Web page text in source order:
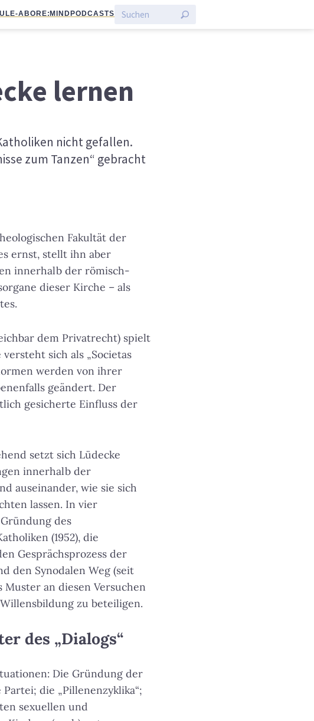
ABO RE:MIND PODCASTS
lernen
nicht gefallen.
zum Tanzen“ gebracht
Fakultät der
ernst, stellt ihn aber
innerhalb der römisch-
dieser Kirche – als
dem Privatrecht) spielt
sich als „Societas
werden von ihrer
geändert. Der
gesicherte Einfluss der
setzt sich Lüdecke
innerhalb der
auseinander, wie sie sich
lassen. In vier
des
(1952), die
Gesprächsprozess der
den Synodalen Weg (seit
Muster an diesen Versuchen
zu beteiligen.
des „Dialogs“
Die Gründung der
die „Pillenenzyklika“;
sexuellen und